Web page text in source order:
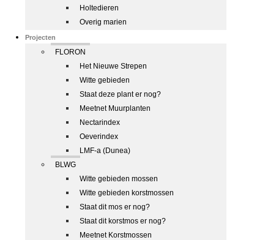
Holtedieren
Overig marien
Projecten
FLORON
Het Nieuwe Strepen
Witte gebieden
Staat deze plant er nog?
Meetnet Muurplanten
Nectarindex
Oeverindex
LMF-a (Dunea)
BLWG
Witte gebieden mossen
Witte gebieden korstmossen
Staat dit mos er nog?
Staat dit korstmos er nog?
Meetnet Korstmossen